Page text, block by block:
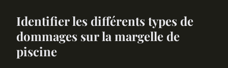
Identifier les différents types de
dommages sur la margelle de
piscine